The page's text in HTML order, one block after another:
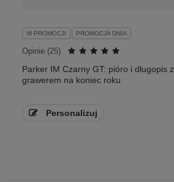
W PROMOCJI PROMOCJA DNIA
Opinie (25)
Parker IM Czarny GT: pióro i długopis z
grawerem na koniec roku
Personalizuj